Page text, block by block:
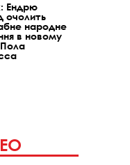
Ендрю
очолить
народне
в новому